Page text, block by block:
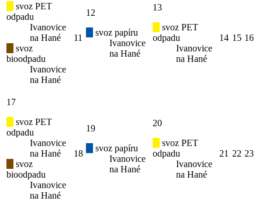
svoz PET
odpadu
Ivanovice
na Hané
svoz
bioodpadu
Ivanovice
na Hané
11
12
svoz papíru
Ivanovice
na Hané
13
svoz PET
odpadu
Ivanovice
na Hané
14 15 16
17
svoz PET
odpadu
Ivanovice
na Hané
svoz
bioodpadu
Ivanovice
na Hané
18
19
svoz papíru
Ivanovice
na Hané
20
svoz PET
odpadu
Ivanovice
na Hané
21 22 23